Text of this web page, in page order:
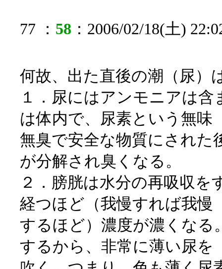
77 ： 58 ：2006/02/18(土)
何故、出た直後の潮（尿）
１．尿にはアンモニアは
は体内で、尿素という無味
無臭で安全な物質にされた
が分解され臭くなる。
２．膀胱は水分の再吸収
経つほど（我慢すれば我慢
するほど）濃度が濃くなる
するから、非常に薄い尿を